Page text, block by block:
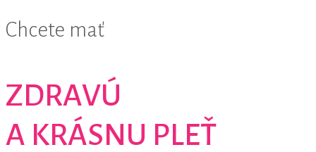
Chcete mať
ZDRAVÚ
A KRÁSNU PLEŤ